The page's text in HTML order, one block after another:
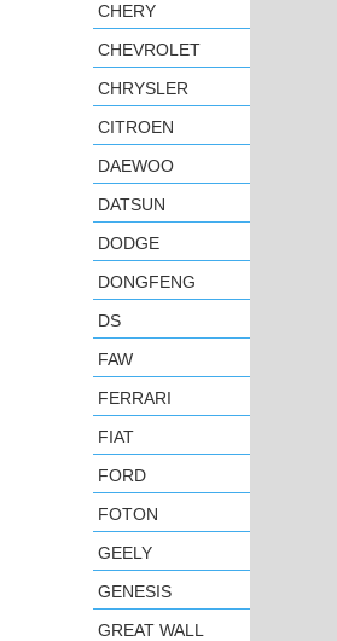
CHERY
CHEVROLET
CHRYSLER
CITROEN
DAEWOO
DATSUN
DODGE
DONGFENG
DS
FAW
FERRARI
FIAT
FORD
FOTON
GEELY
GENESIS
GREAT WALL